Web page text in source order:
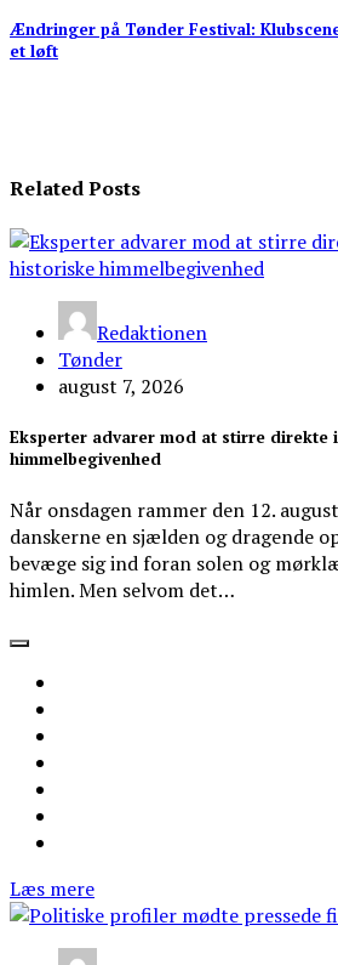
Ændringer på Tønder Festival:
et løft
Related Posts
Redaktionen
Tønder
august 7, 2026
Eksperter advarer mod at stirre direkte
himmelbegivenhed
Når onsdagen rammer den 12.
danskerne en sjælden og dragende
bevæge sig ind foran solen og
himlen. Men selvom det…
Læs mere